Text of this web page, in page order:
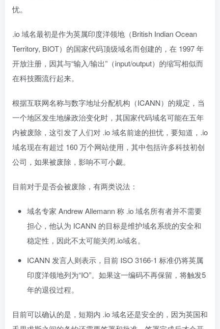
忧。
.io 域名最初是作为英属印度洋领地（British Indian Ocean
Territory, BIOT）的国家代码顶级域名而创建的，在 1997 年
开放注册，因其与“输入/输出”（input/output）的缩写相似而
在科技圈流行起来。
根据互联网名称与数字地址分配机构（ICANN）的规定，当
一个地区发生地缘政治变化时，其国家代码域名可能在五年
内被废除，这引发了人们对 .io 域名前途的担忧，要知道，.io
域名现在有超过 160 万个网站使用，其中包括许多科技初创
公司，如果被废除，影响不可小觑。
目前对于是否会被废除，有两类说法：
域名专家 Andrew Allemann 称 .io 域名所有者并不需要
担心，他认为 ICANN 的目标是维护域名系统的安全和
稳定性，因此不太可能关闭.io域名。
ICANN 发言人则表示，目前 ISO 3166-1 标准仍将英属
印度洋领地列为“IO”。如果这一编码不再保留，将触发5
年的退役过程。
目前可以确认的是，短期内 .io 域名还是安全的，因为英国和